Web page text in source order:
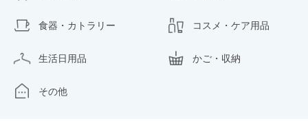
食器・カトラリー コスメ・ケア用品
生活日用品 かご・収納
その他